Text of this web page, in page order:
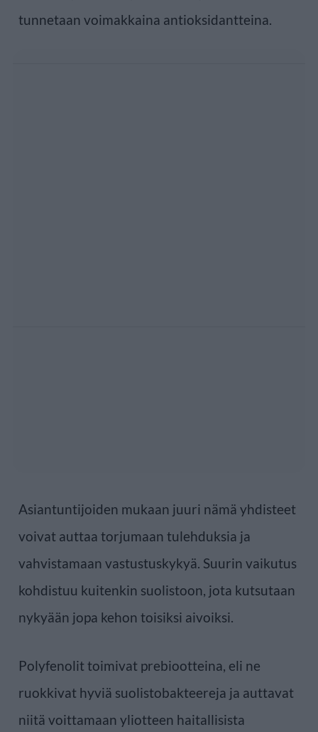
tunnetaan voimakkaina antioksidantteina.
Asiantuntijoiden mukaan juuri nämä yhdisteet
voivat auttaa torjumaan tulehduksia ja
vahvistamaan vastustuskykyä. Suurin vaikutus
kohdistuu kuitenkin suolistoon, jota kutsutaan
nykyään jopa kehon toisiksi aivoiksi.
Polyfenolit toimivat prebiootteina, eli ne
ruokkivat hyviä suolistobakteereja ja auttavat
niitä voittamaan yliotteen haitallisista